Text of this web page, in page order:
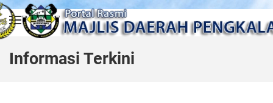
Skip to main content
Informasi Terkini